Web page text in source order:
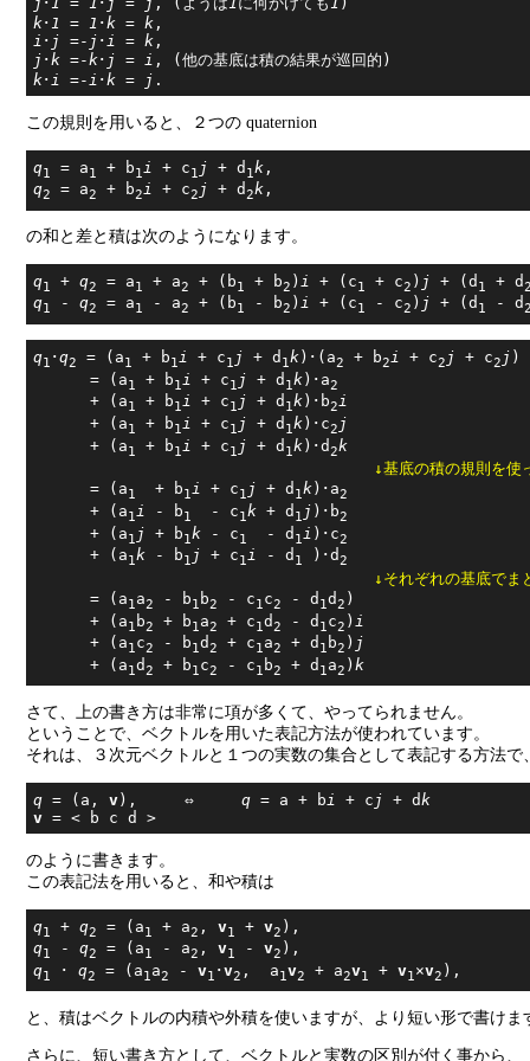
k･ 1 = 1 ･k = k
i ･ j =- j ･ i = k
j ･k =-k･ j = i
k･ i =- i ･k = j
この規則を用いると、２つの quaternion
q1 = a1 + b1i + c1j + d 1k
q2 = a2 + b2i + c2j + d2k
の和と差と積は次のようになります。
q1 + q2 = a1 + a2 + (b1 + b2 ) i + (c1 + c2 ) j + (d 1 + d2
q1 - q2 = a1 - a2 + (b1 - b2 )i + (c1 - c2 ) j + (d 1 - d2
q1 ･q2 = (a1 + b1i + c1j + d 1k )･(a2 + b2i + c2j + c2j )
      = (a
1 + b1i + c1j + d 1k)･a2
      + (a
1 + b1i + c1j + d 1k )･b2i
      + (a
1 + b1i + c1j + d 1k )･c2j
      + (a
1 + b1i + c1j + d 1k)･d2k
↓基底の積の規則を使
      = (a
1
  + b
1i + c1j + d 1k )･a2
      + (a
1i - b1 - c1k + d 1j )･b2
      + (a
1j + b1k - c1 - d 1i )･c2
      + (a
1k - b1j + c1i - d 1 )･d2
↓それぞれの基底でま
      = (a
1 a2 - b1 b2 - c1 c2 - d 1d2 )
      + (a
1 b2 + b1 a2 + c1d2 - d 1 c2 ) i
      + (a
1c2 - b1d2 + c1a2 + d 1 b2 ) j
      + (a
1d2 + b1 c2 - c1 b2 + d 1 a2 )k
さて、上の書き方は非常に項が多くて、やってられません。
ということで、ベクトルを用いた表記方法が使われています。
それは、３次元ベクトルと１つの実数の集合として表記する方法で、
q = (a, v),     ⇔ q = a + b i + c j + dk
v
のように書きます。
この表記法を用いると、和や積は
q1 + q2 = (a1 + a2 , v1 + v2
q1 - q2 = (a1 - a2 , v1 - v2
q1 ･ q2 = (a1 a2 - v1 ･v2 ,  a1v2 + a2v1 + v1 ×v2
と、積はベクトルの内積や外積を使いますが、より短い形で書けま
さらに、短い書き方として、ベクトルと実数の区別が付く事から、